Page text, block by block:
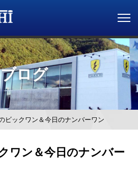
ブログ
ビックワン＆今日のナンバーワン
ワン＆今日のナンバー